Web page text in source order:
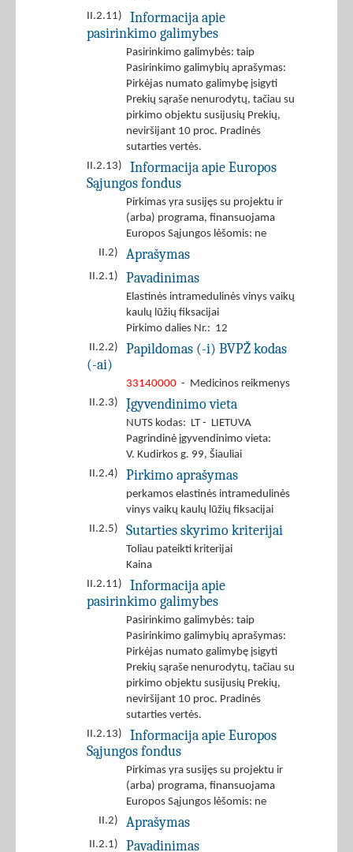
II.2.11)
Informacija apie
pasirinkimo galimybes
Pasirinkimo galimybės: taip
Pasirinkimo galimybių aprašymas:
Pirkėjas numato galimybę įsigyti
Prekių sąraše nenurodytų, tačiau su
pirkimo objektu susijusių Prekių,
neviršijant 10 proc. Pradinės
sutarties vertės.
II.2.13)
Informacija apie Europos
Sąjungos fondus
Pirkimas yra susijęs su projektu ir
(arba) programa, finansuojama
Europos Sąjungos lėšomis: ne
II.2)
Aprašymas
II.2.1) Pavadinimas
Elastinės intramedulinės vinys vaikų
kaulų lūžių fiksacijai
Pirkimo dalies Nr.: 12
II.2.2)
Papildomas (-i) BVPŽ kodas
(-ai)
33140000 - Medicinos reikmenys
II.2.3)
Įgyvendinimo vieta
NUTS kodas: LT - LIETUVA
Pagrindinė įgyvendinimo vieta:
V. Kudirkos g. 99, Šiauliai
II.2.4)
Pirkimo aprašymas
perkamos elastinės intramedulinės
vinys vaikų kaulų lūžių fiksacijai
II.2.5)
Sutarties skyrimo kriterijai
Toliau pateikti kriterijai
Kaina
II.2.11)
Informacija apie
pasirinkimo galimybes
Pasirinkimo galimybės: taip
Pasirinkimo galimybių aprašymas:
Pirkėjas numato galimybę įsigyti
Prekių sąraše nenurodytų, tačiau su
pirkimo objektu susijusių Prekių,
neviršijant 10 proc. Pradinės
sutarties vertės.
II.2.13)
Informacija apie Europos
Sąjungos fondus
Pirkimas yra susijęs su projektu ir
(arba) programa, finansuojama
Europos Sąjungos lėšomis: ne
II.2)
Aprašymas
II.2.1) Pavadinimas